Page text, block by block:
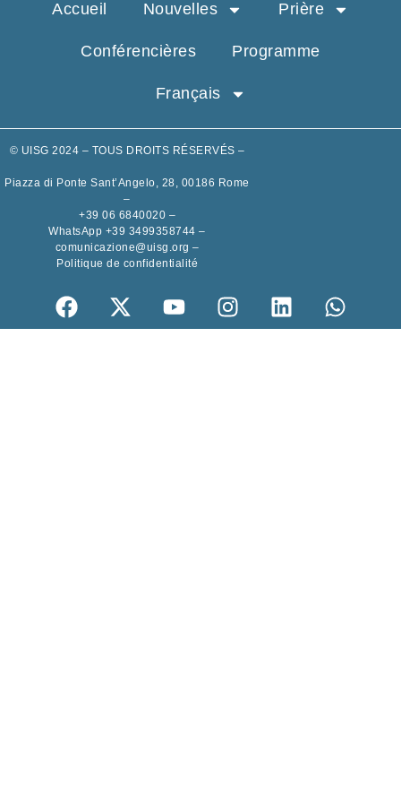
Accueil Nouvelles Prière
Conférencières Programme
Français
© UISG 2024 – TOUS DROITS RÉSERVÉS –
Piazza di Ponte Sant’Angelo, 28, 00186 Rome
–
+39 06 6840020 –
WhatsApp +39 3499358744 –
comunicazione@uisg.org –
Politique de confidentialité